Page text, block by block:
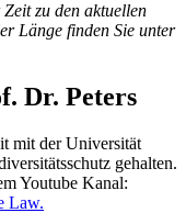
zu den aktuellen
Länge finden Sie unter
Dr. Peters
mit der Universität
gehalten.
Youtube Kanal:
Law.